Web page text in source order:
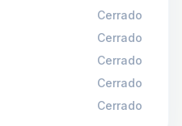
Cerrado
Cerrado
Cerrado
Cerrado
Cerrado